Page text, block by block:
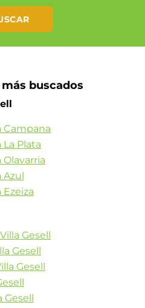
buscados
Campana
La Plata
Olavarria
Azul
Ezeiza
Gesell
Gesell
Gesell
Gesell